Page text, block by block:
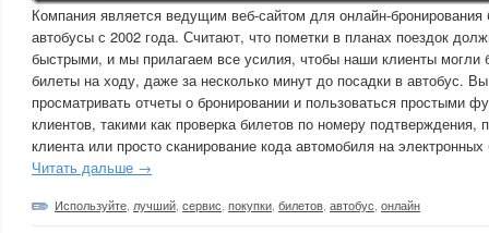
Компания является ведущим веб-сайтом для онлайн-
автобусы с 2002 года. Считают, что пометки в планах поездок
быстрыми, и мы прилагаем все усилия, чтобы наши клиенты могли
билеты на ходу, даже за несколько минут до посадки в автобус.
просматривать отчеты о бронировании и пользоваться простыми
клиентов, такими как проверка билетов по номеру подтверждения,
клиента или просто сканирование кода автомобиля на электронных
Читать дальше →
Используйте лучший сервис покупки билетов автобус онлайн